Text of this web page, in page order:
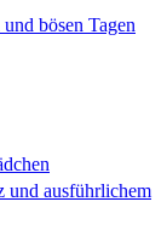
bösen Tagen
und ausführlichem